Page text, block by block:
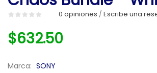
0 opiniones / Escribe una
$632.50
Marca: SONY